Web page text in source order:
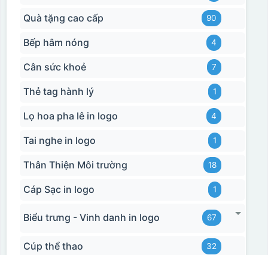
Quà tặng cao cấp 90
Bếp hâm nóng 4
Cân sức khoẻ 7
Thẻ tag hành lý 1
Lọ hoa pha lê in logo 4
Tai nghe in logo 1
Thân Thiện Môi trường 18
Cáp Sạc in logo 1
Biểu trưng - Vinh danh in logo 67
Cúp thể thao 32